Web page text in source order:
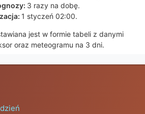
3 razy na dobę.
1 styczeń 02:00.
jest w formie tabeli z danymi
oraz meteogramu na 3 dni.